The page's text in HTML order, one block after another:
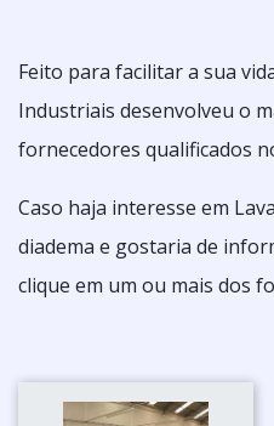
Feito para facilitar a sua
Industriais desenvolveu o
fornecedores qualificados
Caso haja interesse em
diadema e gostaria de
clique em um ou mais dos